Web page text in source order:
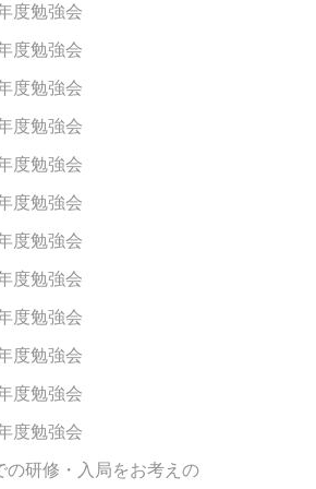
度勉強会
度勉強会
度勉強会
度勉強会
度勉強会
度勉強会
度勉強会
度勉強会
度勉強会
度勉強会
度勉強会
度勉強会
研修・入局をお考えの